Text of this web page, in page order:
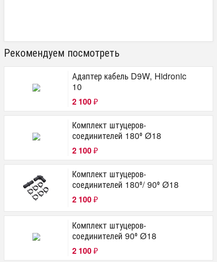
Рекомендуем посмотреть
Адаптер кабель D9W, Hidronic
10
2 100 ₽
Комплект штуцеров-
соединителей 180⁰ Ø18
2 100 ₽
Комплект штуцеров-
соединителей 180⁰/ 90⁰ Ø18
2 100 ₽
Комплект штуцеров-
соединителей 90⁰ Ø18
2 100 ₽